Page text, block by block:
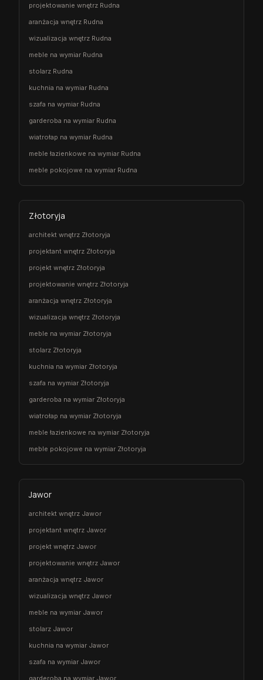
projektowanie wnętrz Rudna
aranżacja wnętrz Rudna
wizualizacja wnętrz Rudna
meble na wymiar Rudna
stolarz Rudna
kuchnia na wymiar Rudna
szafa na wymiar Rudna
garderoba na wymiar Rudna
wiatrołap na wymiar Rudna
meble łazienkowe na wymiar Rudna
meble pokojowe na wymiar Rudna
Złotoryja
architekt wnętrz Złotoryja
projektant wnętrz Złotoryja
projekt wnętrz Złotoryja
projektowanie wnętrz Złotoryja
aranżacja wnętrz Złotoryja
wizualizacja wnętrz Złotoryja
meble na wymiar Złotoryja
stolarz Złotoryja
kuchnia na wymiar Złotoryja
szafa na wymiar Złotoryja
garderoba na wymiar Złotoryja
wiatrołap na wymiar Złotoryja
meble łazienkowe na wymiar Złotoryja
meble pokojowe na wymiar Złotoryja
Jawor
architekt wnętrz Jawor
projektant wnętrz Jawor
projekt wnętrz Jawor
projektowanie wnętrz Jawor
aranżacja wnętrz Jawor
wizualizacja wnętrz Jawor
meble na wymiar Jawor
stolarz Jawor
kuchnia na wymiar Jawor
szafa na wymiar Jawor
garderoba na wymiar Jawor